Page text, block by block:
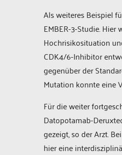
Als weiteres Beispiel
EMBER-3-Studie.
Hochrisikosituation
CDK4/6-Inhibitor
gegenüber der
Mutation konnte eine
Für die weiter
Datopotamab-
gezeigt, so der Arzt.
hier eine